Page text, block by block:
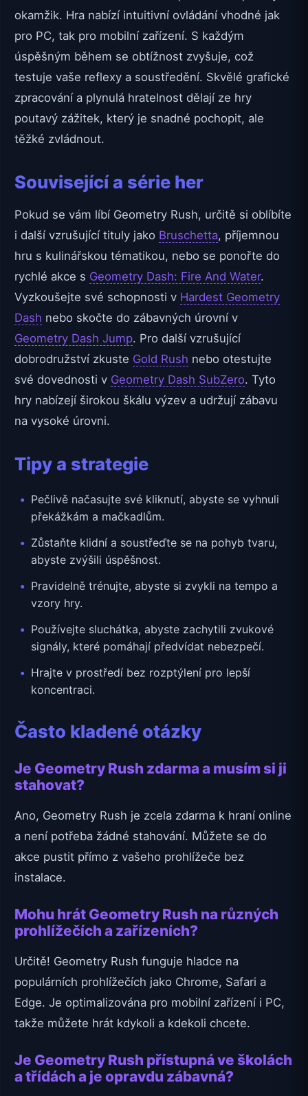
okamžik. Hra nabízí intuitivní ovládání vhodné jak
pro PC, tak pro mobilní zařízení. S každým
úspěšným během se obtížnost zvyšuje, což
testuje vaše reflexy a soustředění. Skvělé grafické
zpracování a plynulá hratelnost dělají ze hry
poutavý zážitek, který je snadné pochopit, ale
těžké zvládnout.
Související a série her
Pokud se vám líbí Geometry Rush, určitě si oblíbíte
i další vzrušující tituly jako Bruschetta, příjemnou
hru s kulinářskou tématikou, nebo se ponořte do
rychlé akce s Geometry Dash: Fire And Water.
Vyzkoušejte své schopnosti v Hardest Geometry
Dash nebo skočte do zábavných úrovní v
Geometry Dash Jump. Pro další vzrušující
dobrodružství zkuste Gold Rush nebo otestujte
své dovednosti v Geometry Dash SubZero. Tyto
hry nabízejí širokou škálu výzev a udržují zábavu
na vysoké úrovni.
Tipy a strategie
Pečlivě načasujte své kliknutí, abyste se vyhnuli
překážkám a mačkadlům.
Zůstaňte klidní a soustřeďte se na pohyb tvaru,
abyste zvýšili úspěšnost.
Pravidelně trénujte, abyste si zvykli na tempo a
vzory hry.
Používejte sluchátka, abyste zachytili zvukové
signály, které pomáhají předvídat nebezpečí.
Hrajte v prostředí bez rozptýlení pro lepší
koncentraci.
Často kladené otázky
Je Geometry Rush zdarma a musím si ji
stahovat?
Ano, Geometry Rush je zcela zdarma k hraní online
a není potřeba žádné stahování. Můžete se do
akce pustit přímo z vašeho prohlížeče bez
instalace.
Mohu hrát Geometry Rush na různých
prohlížečích a zařízeních?
Určitě! Geometry Rush funguje hladce na
populárních prohlížečích jako Chrome, Safari a
Edge. Je optimalizována pro mobilní zařízení i PC,
takže můžete hrát kdykoli a kdekoli chcete.
Je Geometry Rush přístupná ve školách
a třídách a je opravdu zábavná?